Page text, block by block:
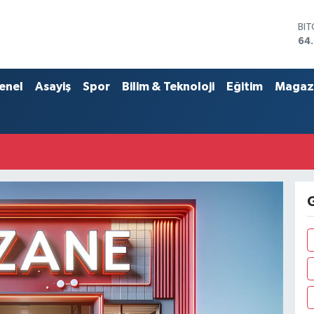
Asayiş Spor Bilim & Teknoloji Eğitim